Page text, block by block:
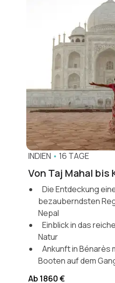
INDIEN • 16 TAGE
Von Taj Mahal bis
Die Entdeckung
bezauberndsten
Nepal
Einblick in das
Natur
Ankunft in Bénarès
Booten auf dem
Ab 1860 €